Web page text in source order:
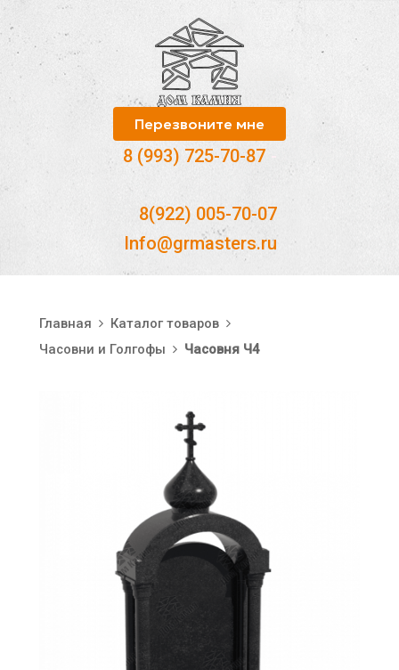
8 (993) 725-70-87 -
8(922) 005-70-07
Info@grmasters.ru
Перезвоните мне
Главная
Каталог товаров
Часовни и Голгофы
Часовня Ч4